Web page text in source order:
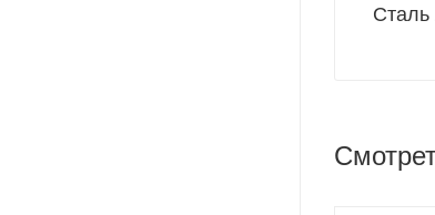
Сталь